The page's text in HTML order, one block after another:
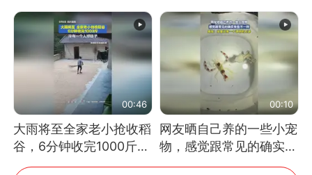
网友：果然言传不如身
教！
风口未延伸到外墙
00:46
大雨将至全家老小抢收稻
谷，6分钟收完1000斤，
没有一个人掉链子
00:10
网友晒自己养的一些小宠
物，感觉跟常见的确实有
些不一样